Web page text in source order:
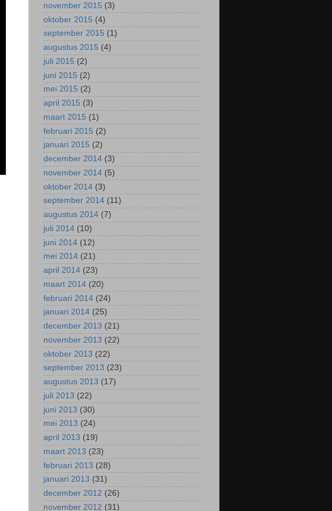
november 2015 (3)
oktober 2015 (4)
september 2015 (1)
augustus 2015 (4)
juli 2015 (2)
juni 2015 (2)
mei 2015 (2)
april 2015 (3)
maart 2015 (1)
februari 2015 (2)
januari 2015 (2)
december 2014 (3)
november 2014 (5)
oktober 2014 (3)
september 2014 (11)
augustus 2014 (7)
juli 2014 (10)
juni 2014 (12)
mei 2014 (21)
april 2014 (23)
maart 2014 (20)
februari 2014 (24)
januari 2014 (25)
december 2013 (21)
november 2013 (22)
oktober 2013 (22)
september 2013 (23)
augustus 2013 (17)
juli 2013 (22)
juni 2013 (30)
mei 2013 (24)
april 2013 (19)
maart 2013 (23)
februari 2013 (28)
januari 2013 (31)
december 2012 (26)
november 2012 (31)